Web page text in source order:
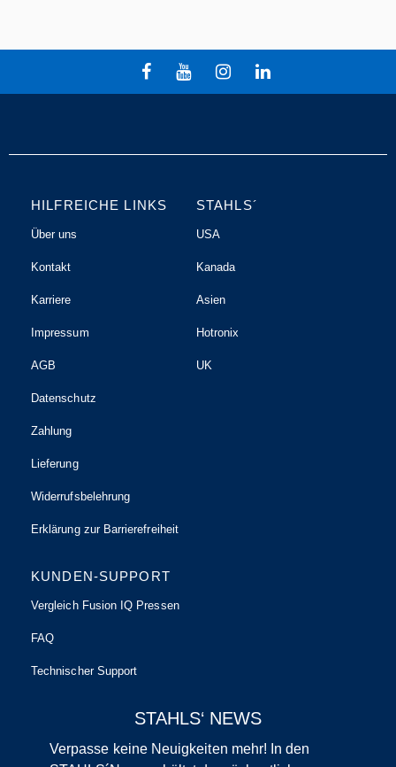
HILFREICHE LINKS
Über uns
Kontakt
Karriere
Impressum
AGB
Datenschutz
Zahlung
Lieferung
Widerrufsbelehrung
Erklärung zur Barrierefreiheit
STAHLS´
USA
Kanada
Asien
Hotronix
UK
KUNDEN-SUPPORT
Vergleich Fusion IQ Pressen
FAQ
Technischer Support
STAHLS‘ NEWS
Verpasse keine Neuigkeiten mehr! In den